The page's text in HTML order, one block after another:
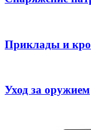
Приклады и
Уход за оружием